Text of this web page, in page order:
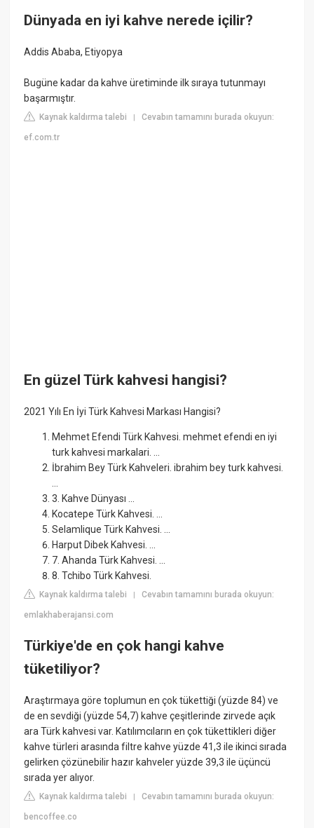
Dünyada en iyi kahve nerede içilir?
Addis Ababa, Etiyopya
Bugüne kadar da kahve üretiminde ilk sıraya tutunmayı
başarmıştır.
Kaynak kaldırma talebi |Cevabın tamamını burada okuyun:
ef.com.tr
En güzel Türk kahvesi hangisi?
2021 Yılı En İyi Türk Kahvesi Markası Hangisi?
Mehmet Efendi Türk Kahvesi. mehmet efendi en iyi
turk kahvesi markalari. ...
İbrahim Bey Türk Kahveleri. ibrahim bey turk kahvesi.
...
3. Kahve Dünyası ...
Kocatepe Türk Kahvesi. ...
Selamlique Türk Kahvesi. ...
Harput Dibek Kahvesi. ...
7. Ahanda Türk Kahvesi. ...
8. Tchibo Türk Kahvesi.
Kaynak kaldırma talebi |Cevabın tamamını burada okuyun:
emlakhaberajansi.com
Türkiye'de en çok hangi kahve
tüketiliyor?
Araştırmaya göre toplumun en çok tükettiği (yüzde 84) ve
de en sevdiği (yüzde 54,7) kahve çeşitlerinde zirvede açık
ara Türk kahvesi var. Katılımcıların en çok tükettikleri diğer
kahve türleri arasında filtre kahve yüzde 41,3 ile ikinci sırada
gelirken çözünebilir hazır kahveler yüzde 39,3 ile üçüncü
sırada yer alıyor.
Kaynak kaldırma talebi |Cevabın tamamını burada okuyun:
bencoffee.co